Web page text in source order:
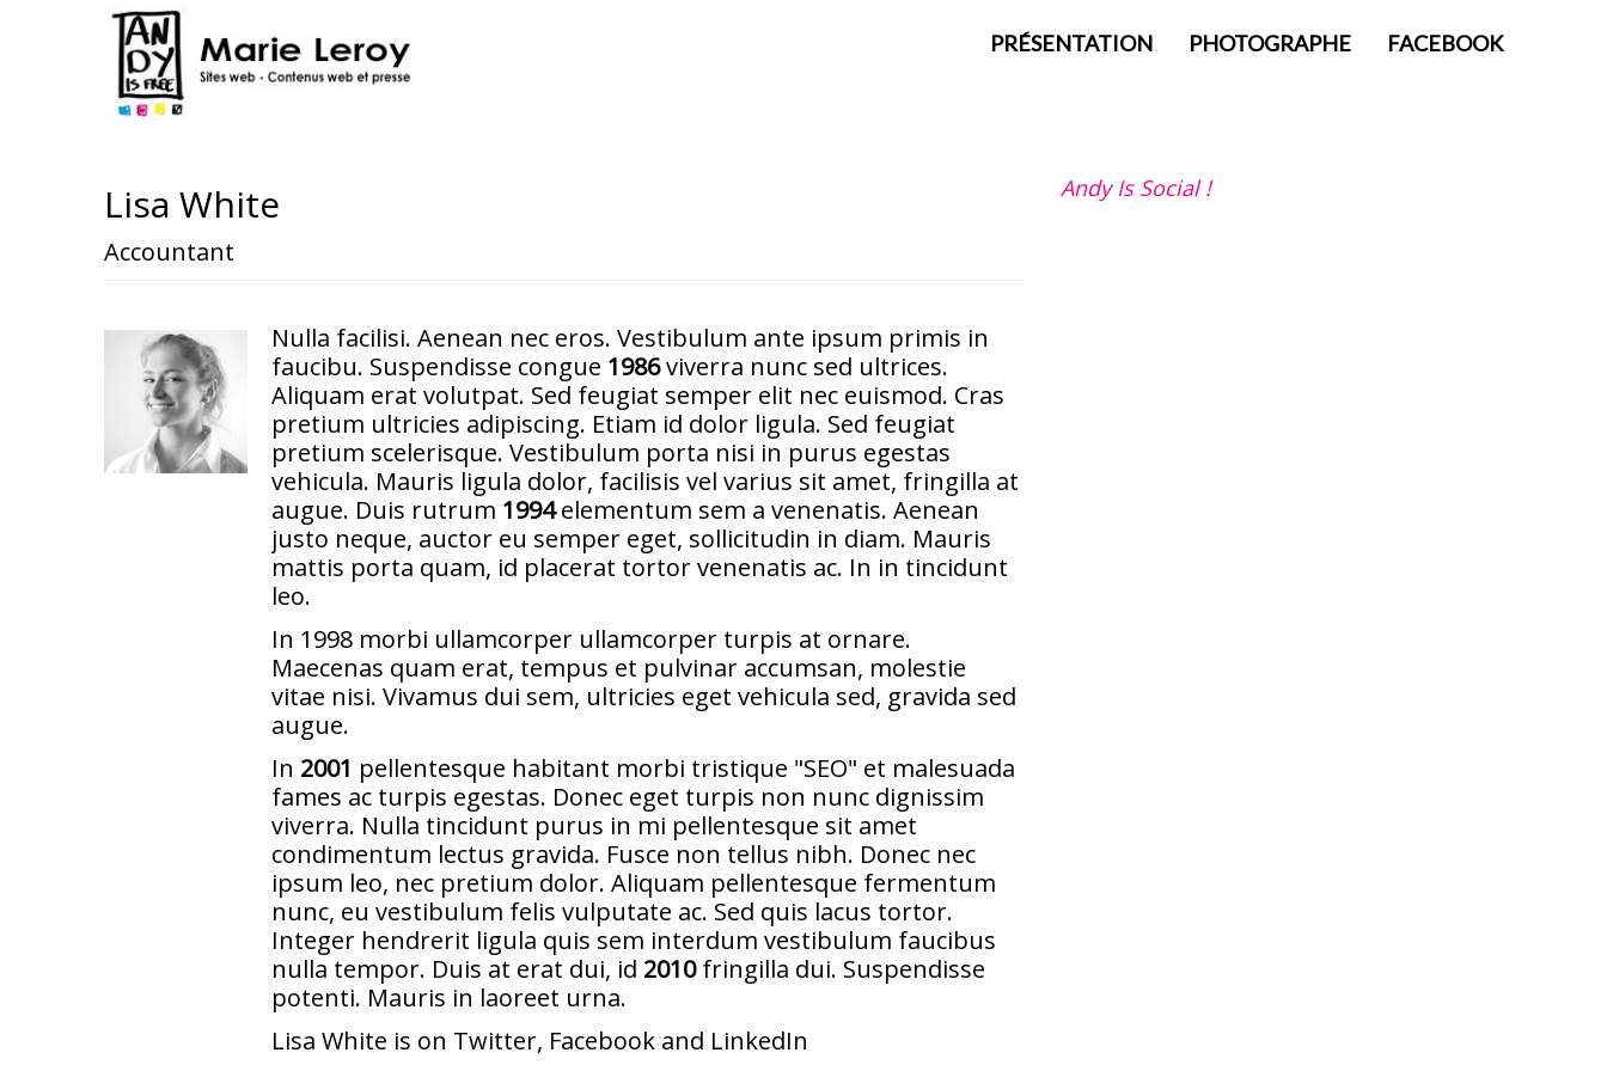
PRÉSENTATION PHOTOGRAPHE FACEBOOK
Lisa White
Accountant
Nulla facilisi. Aenean nec eros. Vestibulum ante ipsum primis in
faucibu. Suspendisse congue 1986viverra nunc sed ultrices.
Aliquam erat volutpat. Sed feugiat semper elit nec euismod. Cras
pretium ultricies adipiscing. Etiam id dolor ligula. Sed feugiat
pretium scelerisque. Vestibulum porta nisi in purus egestas
vehicula. Mauris ligula dolor, facilisis vel varius sit amet, fringilla at
augue. Duis rutrum 1994elementum sem a venenatis. Aenean
justo neque, auctor eu semper eget, sollicitudin in diam. Mauris
mattis porta quam, id placerat tortor venenatis ac. In in tincidunt
leo.
In 1998 morbi ullamcorper ullamcorper turpis at ornare.
Maecenas quam erat, tempus et pulvinar accumsan, molestie
vitae nisi. Vivamus dui sem, ultricies eget vehicula sed, gravida sed
augue.
In 2001 pellentesque habitant morbi tristique "SEO" et malesuada
fames ac turpis egestas. Donec eget turpis non nunc dignissim
viverra. Nulla tincidunt purus in mi pellentesque sit amet
condimentum lectus gravida. Fusce non tellus nibh. Donec nec
ipsum leo, nec pretium dolor. Aliquam pellentesque fermentum
nunc, eu vestibulum felis vulputate ac. Sed quis lacus tortor.
Integer hendrerit ligula quis sem interdum vestibulum faucibus
nulla tempor. Duis at erat dui, id 2010fringilla dui. Suspendisse
potenti. Mauris in laoreet urna.
Lisa White is on Twitter, Facebook and LinkedIn
Andy Is Social !